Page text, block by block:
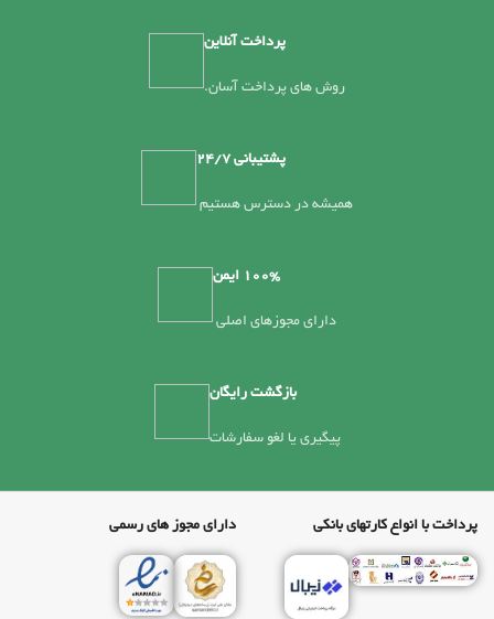
پرداخت آنلاین
روش های پرداخت آسان.
پشتیبانی 24/7
همیشه در دسترس هستیم
100% ایمن
دارای مجوزهای اصلی
بازگشت رایگان
پیگیری یا لغو سفارشات
پرداخت با انواع کارتهای بانکی دارای مجوز های رسمی